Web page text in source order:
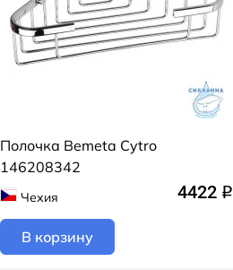
Полочка Bemeta Cytro
146208342
Чехия 4422 q
В корзину